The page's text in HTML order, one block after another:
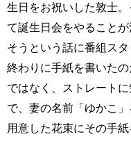
生日をお祝いした敦士
て誕生日会をやること
そうという話に番組ス
終わりに手紙を書いた
ではなく、ストレート
で、妻の名前「ゆかこ
用意した花束にその手紙